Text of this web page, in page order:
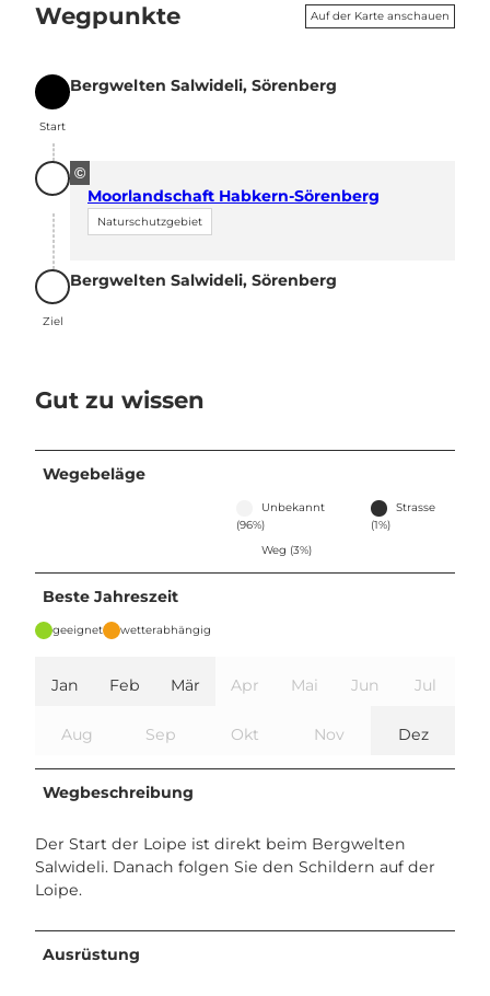
Wegpunkte Auf der Karte anschauen
Start
Start
Bergwelten Salwideli, Sörenberg
©
Moorlandschaft Habkern-Sörenberg
Naturschutzgebiet
Ziel
Ziel
Bergwelten Salwideli, Sörenberg
Gut zu wissen
Wegebeläge
Unbekannt
(96%)
Strasse
(1%)
Weg (3%)
Beste Jahreszeit
geeignet wetterabhängig
Jan Feb Mär Apr Mai Jun Jul
Aug Sep Okt Nov Dez
Wegbeschreibung
Der Start der Loipe ist direkt beim Bergwelten
Salwideli. Danach folgen Sie den Schildern auf der
Loipe.
Ausrüstung